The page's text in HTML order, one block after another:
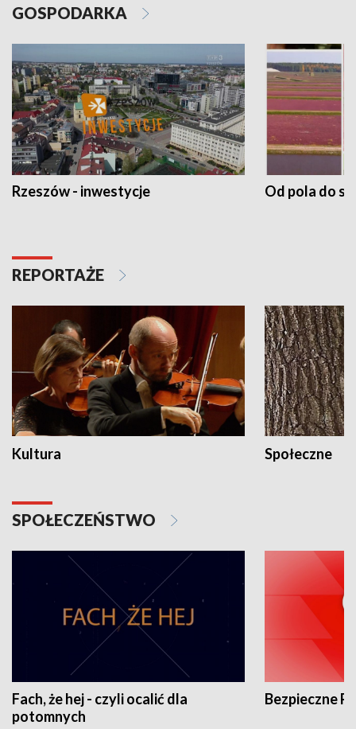
GOSPODARKA
Rzeszów - inwestycje Od pola do
REPORTAŻE
Kultura Społeczne
SPOŁECZEŃSTWO
Fach, że hej - czyli ocalić dla
potomnych
Bezpieczne